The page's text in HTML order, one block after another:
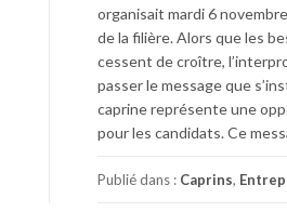
organisait mardi 6
de la filière. Alors que les
cessent de croître,
passer le message que
caprine représente une
pour les candidats. Ce
Publié dans : Caprins,